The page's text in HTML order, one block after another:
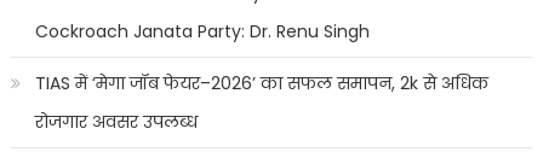
Cockroach Janata Party: Dr. Renu Singh
TIAS में ‘मेगा जॉब फेयर–2026’ का सफल समापन, 2k से अधिक
रोजगार अवसर उपलब्ध